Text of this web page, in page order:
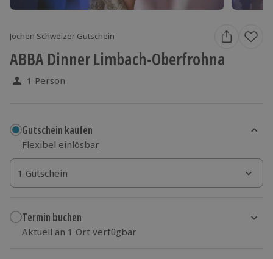
Jochen Schweizer Gutschein
ABBA Dinner Limbach-Oberfrohna
1 Person
Gutschein kaufen
Flexibel einlösbar
1 Gutschein
1 Gutschein
1 Gutschein
Termin buchen
Aktuell an 1 Ort verfügbar